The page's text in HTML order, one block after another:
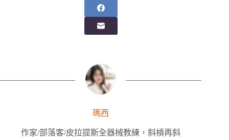
瑪西
作家/部落客/皮拉提斯全器械教練，斜槓再斜